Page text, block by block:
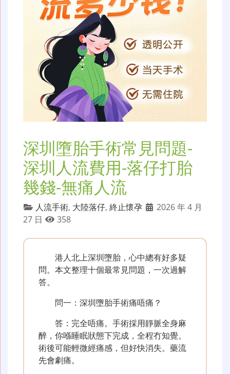
深圳墮胎手術常見問題-
深圳人流費用-落仔打胎
幾錢-無痛人流
人流手術, 大陸落仔, 終止懷孕
2026 年 4 月
27 日
358
港人北上深圳墮胎，心中總有好多疑
問。本文整理十個最常見問題，一次過解
答。
問一：深圳墮胎手術痛唔痛？
答：完全唔痛。手術採用靜脈全身麻
醉，你喺睡眠狀態下完成，全程冇知覺。
術後可能輕微經痛感，但好快消失。藥流
先會劇痛。